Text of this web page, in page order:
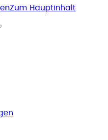
Zum Hauptinhalt